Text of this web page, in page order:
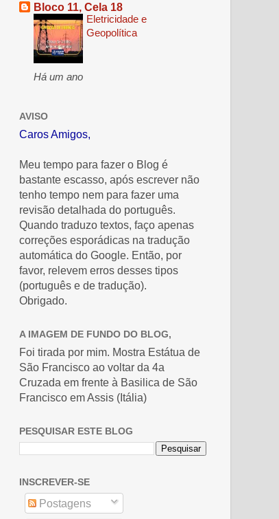
Bloco 11, Cela 18
Eletricidade e
Geopolítica
Há um ano
AVISO
Caros Amigos,
Meu tempo para fazer o Blog é
bastante escasso, após escrever não
tenho tempo nem para fazer uma
revisão detalhada do português.
Quando traduzo textos, faço apenas
correções esporádicas na tradução
automática do Google. Então, por
favor, relevem erros desses tipos
(português e de tradução).
Obrigado.
A IMAGEM DE FUNDO DO BLOG,
Foi tirada por mim. Mostra Estátua de
São Francisco ao voltar da 4a
Cruzada em frente à Basilica de São
Francisco em Assis (Itália)
PESQUISAR ESTE BLOG
INSCREVER-SE
Postagens